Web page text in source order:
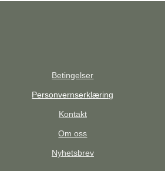
Betingelser
Personvernserklæring
Kontakt
Om oss
Nyhetsbrev